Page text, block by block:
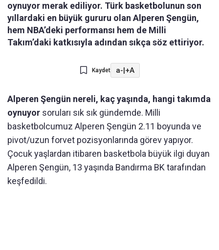
oynuyor merak ediliyor. Türk basketbolunun son
yıllardaki en büyük gururu olan Alperen Şengün,
hem NBA’deki performansı hem de Milli
Takım’daki katkısıyla adından sıkça söz ettiriyor.
Kaydet a-|+A
Alperen Şengün nereli, kaç yaşında, hangi takımda
oynuyor soruları sık sık gündemde. Milli
basketbolcumuz Alperen Şengün 2.11 boyunda ve
pivot/uzun forvet pozisyonlarında görev yapıyor.
Çocuk yaşlardan itibaren basketbola büyük ilgi duyan
Alperen Şengün, 13 yaşında Bandırma BK tarafından
keşfedildi.